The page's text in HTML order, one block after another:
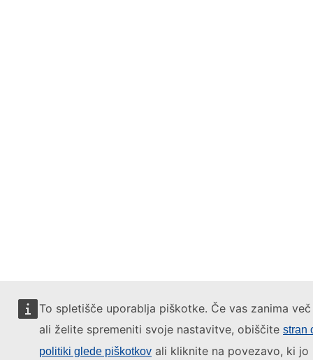
To spletišče uporablja piškotke. Če vas zanima
ali želite spremeniti svoje nastavitve, obiščite stran
politiki glede piškotkov ali kliknite na povezavo, ki jo